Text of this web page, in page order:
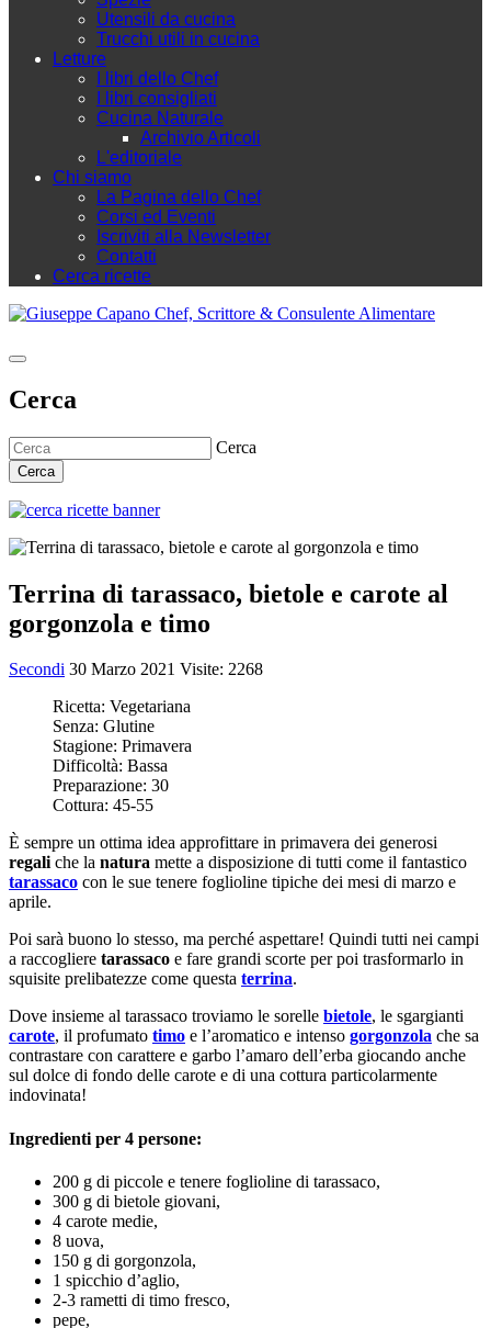
Utensili da cucina
Trucchi utili in cucina
Letture
I libri dello Chef
I libri consigliati
Cucina Naturale
Archivio Articoli
L'editoriale
Chi siamo
La Pagina dello Chef
Corsi ed Eventi
Iscriviti alla Newsletter
Contatti
Cerca ricette
Cerca
Cerca
Cerca
Terrina di tarassaco, bietole e carote al
gorgonzola e timo
Secondi 30 Marzo 2021 Visite: 2268
Ricetta: Vegetariana
Senza: Glutine
Stagione: Primavera
Difficoltà: Bassa
Preparazione: 30
Cottura: 45-55
È sempre un ottima idea approfittare in primavera dei generosi
regaliche la natura mette a disposizione di tutti come il fantastico
tarassaco con le sue tenere foglioline tipiche dei mesi di marzo e
aprile.
Poi sarà buono lo stesso, ma perché aspettare! Quindi tutti nei campi
a raccogliere tarassaco e fare grandi scorte per poi trasformarlo in
squisite prelibatezze come questa terrina.
Dove insieme al tarassaco troviamo le sorelle bietole, le sgargianti
carote, il profumato timo e l’aromatico e intenso gorgonzola che sa
contrastare con carattere e garbo l’amaro dell’erba giocando anche
sul dolce di fondo delle carote e di una cottura particolarmente
indovinata!
Ingredienti per 4 persone:
200 g di piccole e tenere foglioline di tarassaco,
300 g di bietole giovani,
4 carote medie,
8 uova,
150 g di gorgonzola,
1 spicchio d’aglio,
2-3 rametti di timo fresco,
pepe,